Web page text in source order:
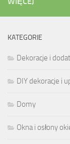
KATEGORIE
Dekoracje i
DIY dekoracje i
Domy
Okna i osłony